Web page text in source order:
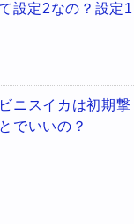
設定2なの？設定1
ニスイカは初期撃
でいいの？